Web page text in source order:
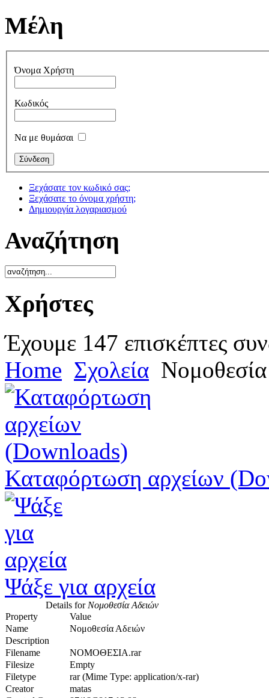
Μέλη
Όνομα Χρήστη
Κωδικός
Να με θυμάσαι
Ξεχάσατε τον κωδικό σας;
Ξεχάσατε το όνομα χρήστη;
Δημιουργία λογαριασμού
Αναζήτηση
Χρήστες
Έχουμε 147 επισκέπτες
Home Σχολεία
Καταφόρτωση αρχείων
Ψάξε για αρχεία
Details forΝομοθεσία Αδειών
Property
Value
Name
Νομοθεσία Αδειών
Description
Filename
ΝΟΜΟΘΕΣΙΑ.rar
Filesize
Empty
Filetype
rar (Mime Type: application/x-rar)
Creator
matas